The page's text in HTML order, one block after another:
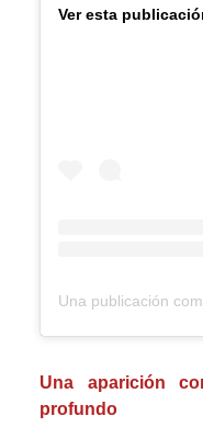
Ver esta
Una aparición
profundo